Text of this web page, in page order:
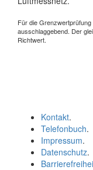
Für die
ausschlaggebend. Der
Richtwert.
Kontakt.
Telefonbuch.
Impressum.
Datenschutz.